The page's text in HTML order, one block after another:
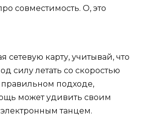
совместимость. О, это
сетевую карту, учитывай, что
силу летать со скоростью
подходе,
может удивить своим
танцем.